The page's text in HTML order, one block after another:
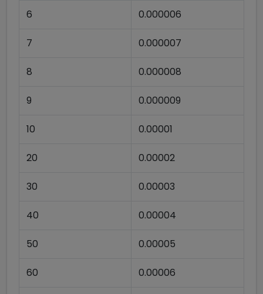
6 0.000006
7 0.000007
8 0.000008
9 0.000009
10 0.00001
20 0.00002
30 0.00003
40 0.00004
50 0.00005
60 0.00006